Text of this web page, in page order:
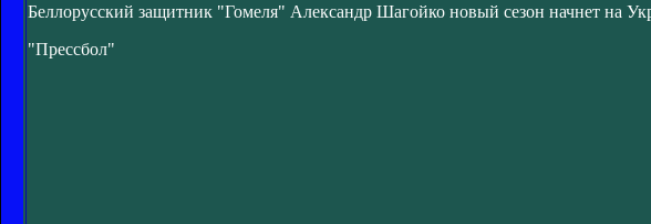
Беллорусский защитник "Гомеля" Александр Шагойко новый сезон начнет на
"Прессбол"